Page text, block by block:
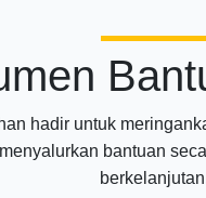
hadir untuk
bantuan